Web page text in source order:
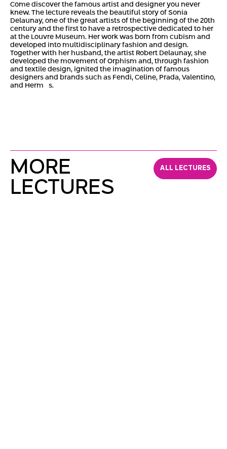
Come discover the famous artist and designer you never
knew. The lecture reveals the beautiful story of Sonia
Delaunay, one of the great artists of the beginning of the 20th
century and the first to have a retrospective dedicated to her
at the Louvre Museum. Her work was born from cubism and
developed into multidisciplinary fashion and design.
Together with her husband, the artist Robert Delaunay, she
developed the movement of Orphism and, through fashion
and textile design, ignited the imagination of famous
designers and brands such as Fendi, Celine, Prada, Valentino,
and Hermès.
MORE
LECTURES
ALL LECTURES